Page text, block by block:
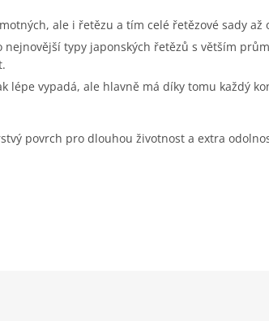
ale i řetězu a tím celé řetězové sady až
nejnovější typy japonských řetězů s větším
lépe vypadá, ale hlavně má díky tomu každý
povrch pro dlouhou životnost a extra